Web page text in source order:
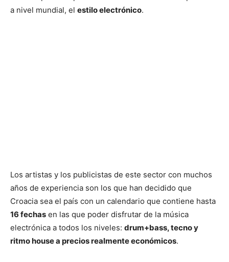
a nivel mundial, el estilo electrónico.
Los artistas y los publicistas de este sector con muchos
años de experiencia son los que han decidido que
Croacia sea el país con un calendario que contiene hasta
16 fechas en las que poder disfrutar de la música
electrónica a todos los niveles: drum+bass, tecno y
ritmo house a precios realmente económicos.